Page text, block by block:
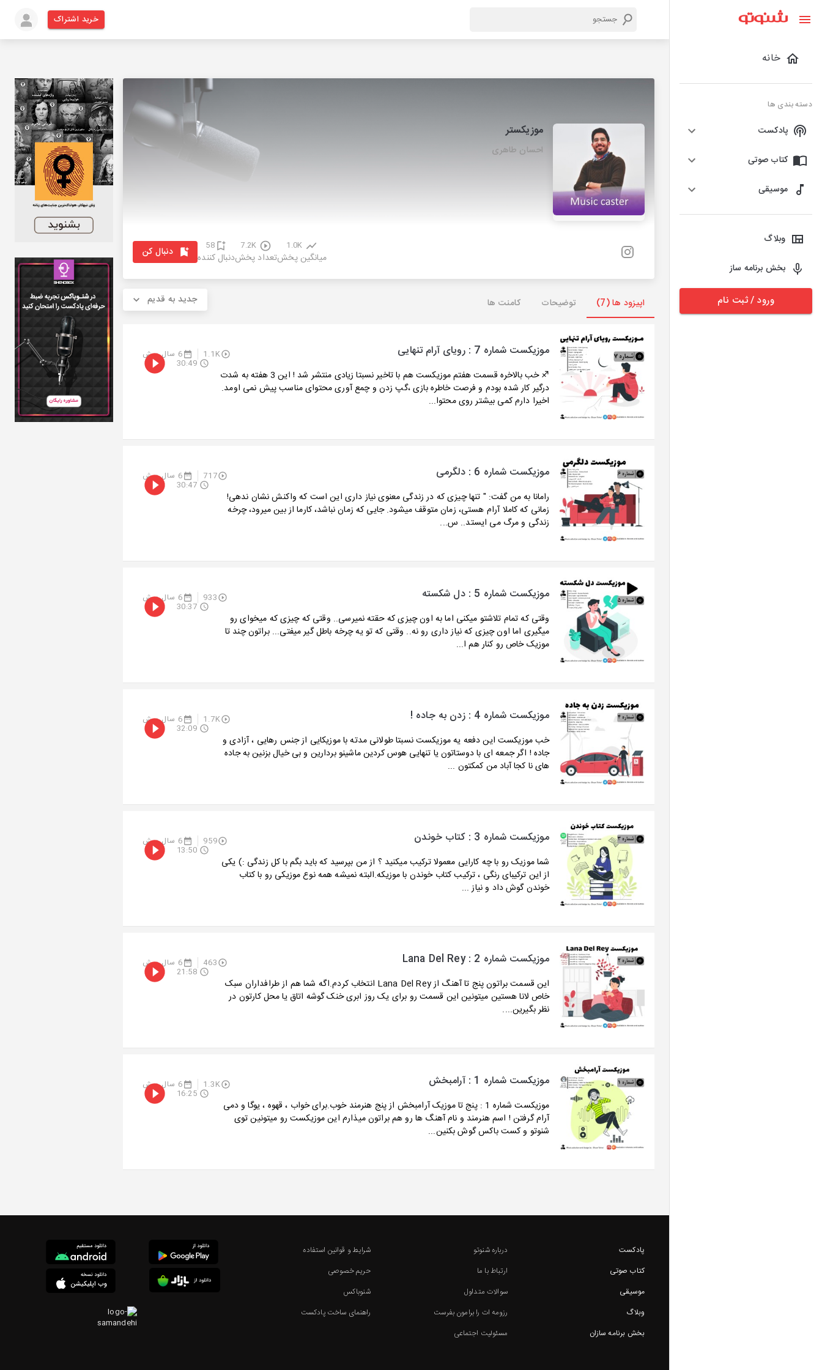
خانه
دسته بندی ها
پادکست
کتاب صوتی
موسیقی
وبلاگ
بخش برنامه ساز
ورود / ثبت نام
خرید اشتراک
موزیکستر
احسان طاهری
1.0K
میانگین پخش
7.2K
تعداد پخش
58
دنبال کننده دنبال کن
اپیزود ها (7) توضیحات کامنت ها جدید به قدیم
موزیکست شماره 7 : رویای آرام تنهایی 1.1K 6 سال پیش
♐️ خب بالاخره قسمت هفتم موزیکست هم با تاخیر نسبتا زیادی منتشر شد ! این 3 هفته به شدت
درگیر کار شده بودم و فرصت خاطره بازی ،گپ زدن و چمع آوری محتوای مناسب پیش نمی اومد.
اخیرا دارم کمی بیشتر روی محتوا...
30:49
موزیکست شماره 6 : دلگرمی 717 6 سال پیش
رامانا به من گفت: " تنها چیزی که در زندگی معنوی نیاز داری این است که واکنش نشان ندهی!
زمانی که کاملا آرام هستی، زمان متوقف میشود. جایی که زمان نباشد، کارما از بین میرود، چرخه
زندگی و مرگ می ایستد.. س...
30:47
موزیکست شماره 5 : دل شکسته 933 6 سال پیش
وقتی که تمام تلاشتو میکنی اما به اون چیزی که حقته نمیرسی.. وقتی که چیزی که میخوای رو
میگیری اما اون چیزی که نیاز داری رو نه.. وقتی که تو یه چرخه باطل گیر میفتی... براتون چند تا
موزیک خاص رو کنار هم ا...
30:37
موزیکست شماره 4 : زدن به جاده ! 1.7K 6 سال پیش
خب موزیکست این دفعه یه موزیکست نسبتا طولانی مدته با موزیکایی از جنس رهایی ، آزادی و
جاده ! اگر جمعه ای با دوستاتون یا تنهایی هوس کردین ماشینو بردارین و بی خیال بزنین به جاده
های نا کجا آباد من کمکتون ...
32:09
موزیکست شماره 3 : کتاب خوندن 959 6 سال پیش
شما موزیک رو با چه کارایی معمولا ترکیب میکنید ؟ از من بپرسید که باید بگم با کل زندگی :) یکی
از این ترکیبای رنگی ، ترکیب کتاب خوندن با موزیکه.البته نمیشه همه نوع موزیکی رو با کتاب
خوندن گوش داد و نیاز ...
13:50
موزیکست شماره 2 : Lana Del Rey 463 6 سال پیش
این قسمت براتون پنج تا آهنگ از Lana Del Rey انتخاب کردم.اگه شما هم از طرافداران سبک
خاص لانا هستین میتونین این قسمت رو برای یک روز ابری خنک گوشه اتاق یا محل کارتون در
نظر بگیرین....
21:58
موزیکست شماره 1 : آرامبخش 1.3K 6 سال پیش
موزیکست شماره 1 : پنج تا موزیک آرامبخش از پنج هنرمند خوب.برای خواب ، قهوه ، یوگا و دمی
آرام گرفتن ! اسم هنرمند و نام آهنگ ها رو هم براتون میذارم این موزیکست رو میتونین توی
شنوتو و کست باکس گوش بکنین...
16:25
پادکست
کتاب صوتی
موسیقی
وبلاگ
بخش برنامه سازان
درباره شنوتو
ارتباط با ما
سوالات متداول
رزومه ات را برامون بفرست
مسئولیت اجتماعی
شرایط و قوانین استفاده
حریم خصوصی
شنوباکس
راهنمای ساخت پادکست